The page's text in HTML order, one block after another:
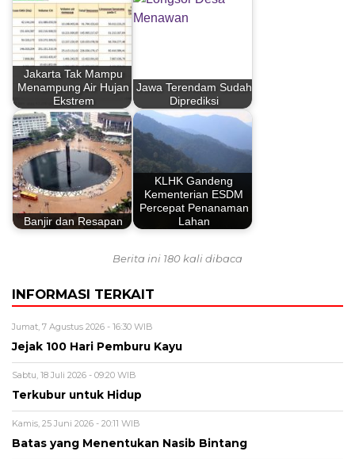
Jakarta Tak Mampu
Menampung Air Hujan
Ekstrem
Jawa Terendam Sudah
Diprediksi
Banjir dan Resapan
KLHK Gandeng
Kementerian ESDM
Percepat Penanaman
Lahan
Berita ini 180 kali dibaca
INFORMASI TERKAIT
Jumat, 7 Agustus 2026 - 16:30 WIB
Jejak 100 Hari Pemburu Kayu
Sabtu, 18 Juli 2026 - 09:20 WIB
Terkubur untuk Hidup
Kamis, 25 Juni 2026 - 20:11 WIB
Batas yang Menentukan Nasib Bintang